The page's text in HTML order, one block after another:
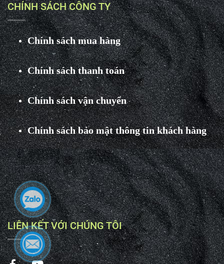
CHÍNH SÁCH CÔNG TY
Chính sách mua hàng
Chính sách thanh toán
Chính sách vận chuyển
Chính sách bảo mật thông tin khách hàng
LIÊN KẾT VỚI CHÚNG TÔI